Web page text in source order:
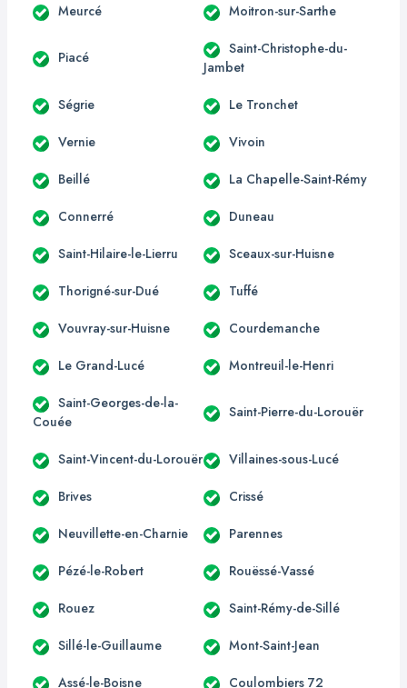
Meurcé Moitron-sur-Sarthe
Piacé
Saint-Christophe-du-
Jambet
Ségrie Le Tronchet
Vernie Vivoin
Beillé La Chapelle-Saint-Rémy
Connerré Duneau
Saint-Hilaire-le-Lierru Sceaux-sur-Huisne
Thorigné-sur-Dué Tuffé
Vouvray-sur-Huisne Courdemanche
Le Grand-Lucé Montreuil-le-Henri
Saint-Georges-de-la-
Couée
Saint-Pierre-du-Lorouër
Saint-Vincent-du-Lorouër Villaines-sous-Lucé
Brives Crissé
Neuvillette-en-Charnie Parennes
Pézé-le-Robert Rouëssé-Vassé
Rouez Saint-Rémy-de-Sillé
Sillé-le-Guillaume Mont-Saint-Jean
Assé-le-Boisne Coulombiers 72